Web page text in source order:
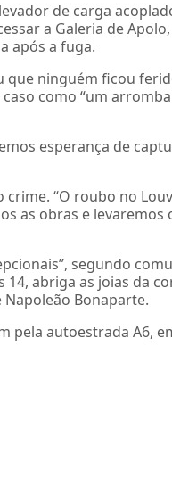
de carga
a Galeria de
após a fuga.
que ninguém ficou
como “um
esperança de
“O roubo no
as obras e levaremos
segundo
14, abriga as joias da
Napoleão Bonaparte.
pela autoestrada A6,